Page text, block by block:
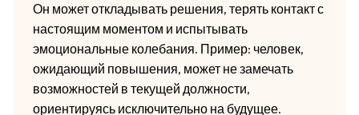
Он может откладывать решения, терять контакт с
настоящим моментом и испытывать
эмоциональные колебания. Пример: человек,
ожидающий повышения, может не замечать
возможностей в текущей должности,
ориентируясь исключительно на будущее.